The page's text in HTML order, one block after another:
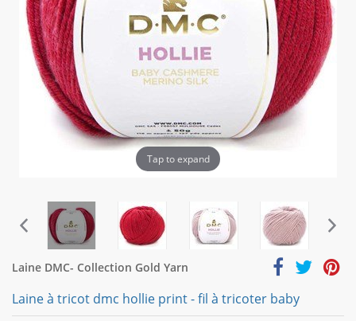
Tap to expand
Laine DMC- Collection Gold Yarn
Laine à tricot dmc hollie print - fil à tricoter baby